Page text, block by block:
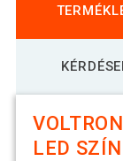
LED